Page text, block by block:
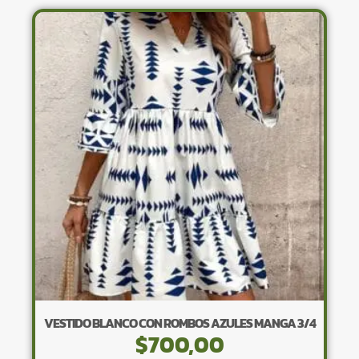
variantes.
Las
opciones
se
pueden
elegir
en
la
página
de
producto
VESTIDO BLANCO CON ROMBOS AZULES MANGA 3/4
$700,00